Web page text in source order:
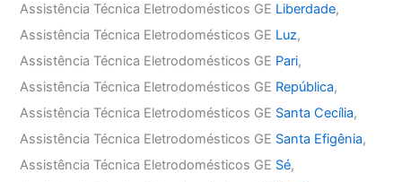
Assistência Técnica Eletrodomésticos GE Liberdade,
Assistência Técnica Eletrodomésticos GE Luz,
Assistência Técnica Eletrodomésticos GE Pari,
Assistência Técnica Eletrodomésticos GE República,
Assistência Técnica Eletrodomésticos GE Santa Cecília,
Assistência Técnica Eletrodomésticos GE Santa Efigênia,
Assistência Técnica Eletrodomésticos GE Sé,